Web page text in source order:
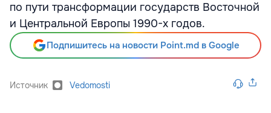
по пути трансформации государств Восточной
и Центральной Европы 1990-х годов.
Подпишитесь на новости Point.md в Google
Источник Vedomosti